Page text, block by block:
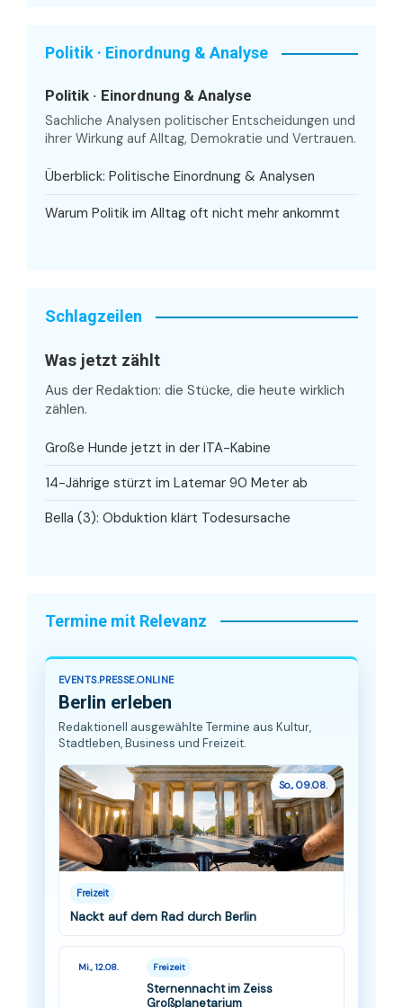
Politik · Einordnung & Analyse
Politik · Einordnung & Analyse
Sachliche Analysen politischer Entscheidungen und
ihrer Wirkung auf Alltag, Demokratie und Vertrauen.
Überblick: Politische Einordnung & Analysen
Warum Politik im Alltag oft nicht mehr ankommt
Schlagzeilen
Was jetzt zählt
Aus der Redaktion: die Stücke, die heute wirklich
zählen.
Große Hunde jetzt in der ITA-Kabine
14-Jährige stürzt im Latemar 90 Meter ab
Bella (3): Obduktion klärt Todesursache
Termine mit Relevanz
EVENTS.PRESSE.ONLINE
Berlin erleben
Redaktionell ausgewählte Termine aus Kultur,
Stadtleben, Business und Freizeit.
So., 09.08.
Freizeit
Nackt auf dem Rad durch Berlin
Mi., 12.08. Freizeit
Sternennacht im Zeiss
Großplanetarium